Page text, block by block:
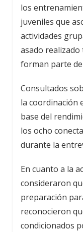
los
juveniles que
actividades
asado
forman parte
Consultados
la coordinación
base del
los ocho
durante la
En cuanto a la
consideraron
preparación
reconocieron
condicionados